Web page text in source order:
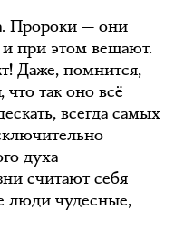
Пророки — они
при этом вещают.
Даже, помнится,
так оно всё
всегда самых
духа
считают себя
люди чудесные,